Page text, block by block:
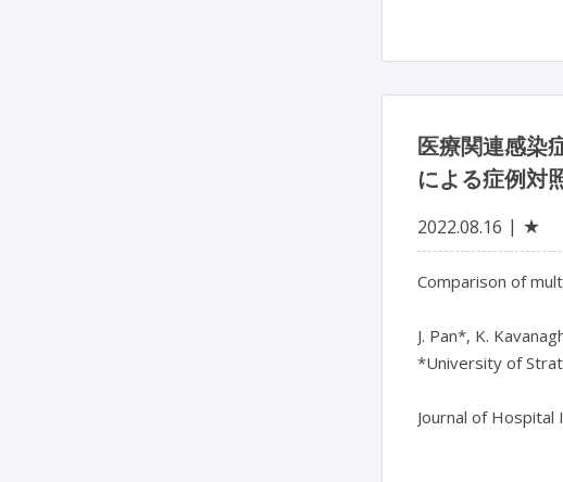
医療関連感染
による症例対
2022.08.16 ★
Comparison of
J. Pan*, K.
*University of
Journal of